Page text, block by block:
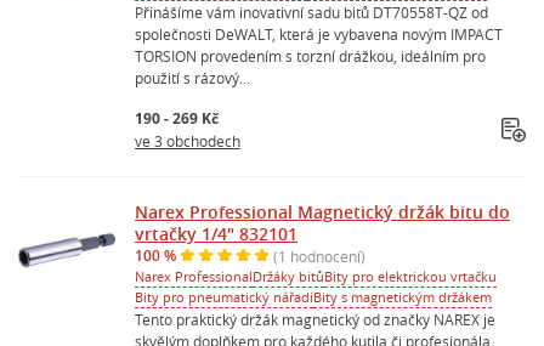
Přinášíme vám inovativní sadu bitů DT70558T-QZ od
společnosti DeWALT, která je vybavena novým IMPACT
TORSION provedením s torzní drážkou, ideálním pro
použití s rázový...
190 - 269 Kč
ve 3 obchodech
Narex Professional Magnetický držák bitu do
vrtačky 1/4" 832101
100 % (1 hodnocení)
Narex ProfessionalDržáky bitůBity pro elektrickou vrtačku
Bity pro pneumatický nářadíBity s magnetickým držákem
Tento praktický držák magnetický od značky NAREX je
skvělým doplňkem pro každého kutila či profesionála.